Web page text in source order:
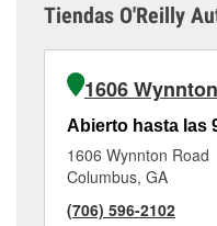
Tiendas O'Reilly
1606
Abierto hasta las
1606 Wynnton Road
Columbus, GA
(706) 596-2102